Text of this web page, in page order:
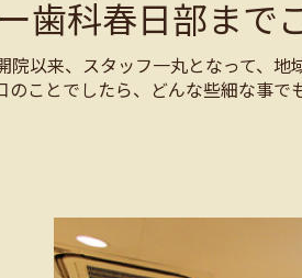
歯科春日部まで
以来、スタッフ一丸となって、
ことでしたら、どんな些細な事で